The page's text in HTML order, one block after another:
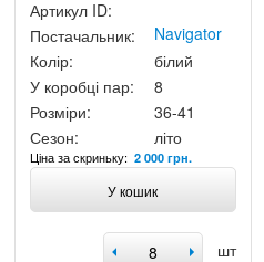
Артикул ID:
Постачальник:
Navigator
Колір:
білий
У коробці пар:
8
Розміри:
36-41
Сезон:
літо
Ціна за скриньку:2 000 грн.
У кошик
шт